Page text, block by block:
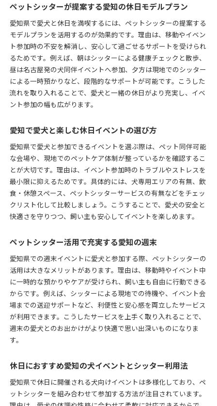
ペットシッターが提案する愛知の休日モデルプラン
愛知県で愛犬と休日を満喫するには、ペットシッターの提案する
モデルプランを活用するのが効果的です。理由は、移動やイベン
ト参加時の不安を解消し、安心して過ごせるサポートを受けられ
るためです。例えば、朝はシッターによる健康チェックと散歩、
昼は名古屋発の犬同伴イベントへ参加、夕方は現地でのシッター
による一時預かりなど、段階的なサポートが可能です。こうした
流れを取り入れることで、愛犬と一緒の休日がより充実し、イベ
ント参加の幅も広がります。
愛知で愛犬と楽しむ休日イベントの選び方
愛知県で愛犬と参加できるイベントを選ぶ際は、ペット同伴可能
な会場や、現地でのペットケア体制が整っているかを確認するこ
とが大切です。理由は、イベント参加時のトラブルやストレスを
最小限に抑えるためです。具体的には、犬専用エリアの有無、飲
食・休憩スペース、ペットシッターサービスの有無などをチェッ
クリスト化して比較しましょう。こうすることで、愛犬の安全と
快適さを守りつつ、飼い主も安心してイベントを楽しめます。
ペットシッター活用で充実する愛知の週末
愛知県での週末イベントに愛犬と参加する際、ペットシッターの
活用は大きなメリットがあります。理由は、移動時やイベント中
に一時的な預かりやケアが受けられ、飼い主も自由に行動できる
からです。例えば、シッターによる現地での待機や、イベント会
場までの送迎サポートなど、利便性と安心感を両立したサービス
が利用できます。こうしたサービスを上手く取り入れることで、
週末の愛犬とのお出かけがより快適で思い出深いものになりま
す。
休日におすすめ愛知の犬イベントとシッター利用法
愛知県で休日に開催される犬向けイベントは多様化しており、ペ
ットシッターを組み合わせて参加する方法が注目されています。